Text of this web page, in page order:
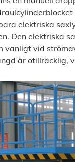
elektriska
Den elektriska
vanligt vid
är otillräcklig,